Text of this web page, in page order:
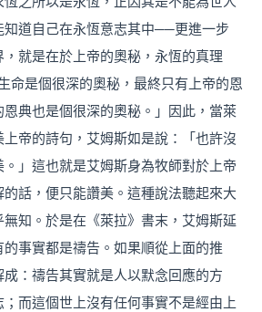
知道自己在永恆意志其中──更進一步
就是在於上帝的奧秘，永恆的真理
命是個很深的奧秘，最終只有上帝的恩
典也是個很深的奧秘。」因此，當萊
帝的詩句，艾姆斯如是說：「也許沒
」這也就是艾姆斯身為牧師對於上帝
話，便只能讚美。這種說法聽起來大
知。於是在《萊拉》書末，艾姆斯延
事實都是禱告。如果順從上面的推
：禱告其實就是人以默念回應的方
而這個世上沒有任何事實不是經由上